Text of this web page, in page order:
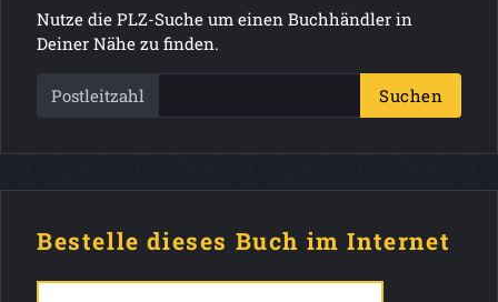
Nutze die PLZ-Suche um einen Buchhändler in
Deiner Nähe zu finden.
Postleitzahl Suchen
Bestelle dieses Buch im Internet